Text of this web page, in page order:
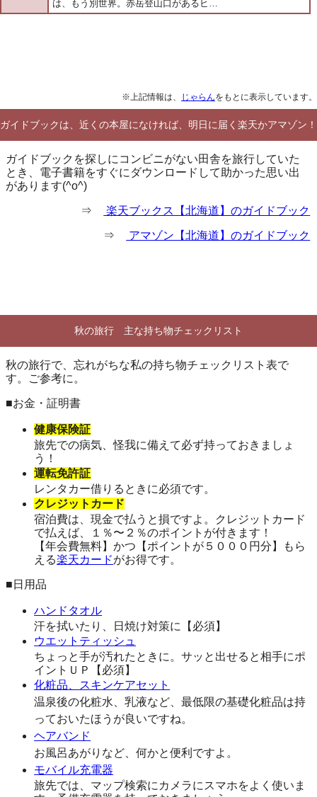
は、もう別世界。赤岳登山口があるヒ…
※上記情報は、 じゃらんをもとに表示しています。
ガイドブックは、近くの本屋になければ、明日に届く楽天かアマゾン！
ガイドブックを探しにコンビニがない田舎を旅行していた
とき、電子書籍をすぐにダウンロードして助かった思い出
があります(^o^)
⇒ 楽天ブックス【北海道】のガイドブック
⇒ アマゾン【北海道】のガイドブック
秋の旅行 主な持ち物チェックリスト
秋の旅行で、忘れがちな私の持ち物チェックリスト表で
す。ご参考に。
■お金・証明書
健康保険証
旅先での病気、怪我に備えて必ず持っておきましょ
う！
運転免許証
レンタカー借りるときに必須です。
クレジットカード
宿泊費は、現金で払うと損ですよ。クレジットカード
で払えば、１％〜２％のポイントが付きます！
【年会費無料】かつ【ポイントが５０００円分】もら
える楽天カードがお得です。
■日用品
ハンドタオル
汗を拭いたり、日焼け対策に【必須】
ウエットティッシュ
ちょっと手が汚れたときに。サッと出せると相手にポ
イントＵＰ【必須】
化粧品、スキンケアセット
温泉後の化粧水、乳液など、最低限の基礎化粧品は持
っておいたほうが良いですね。
ヘアバンド
お風呂あがりなど、何かと便利ですよ。
モバイル充電器
旅先では、マップ検索にカメラにスマホをよく使いま